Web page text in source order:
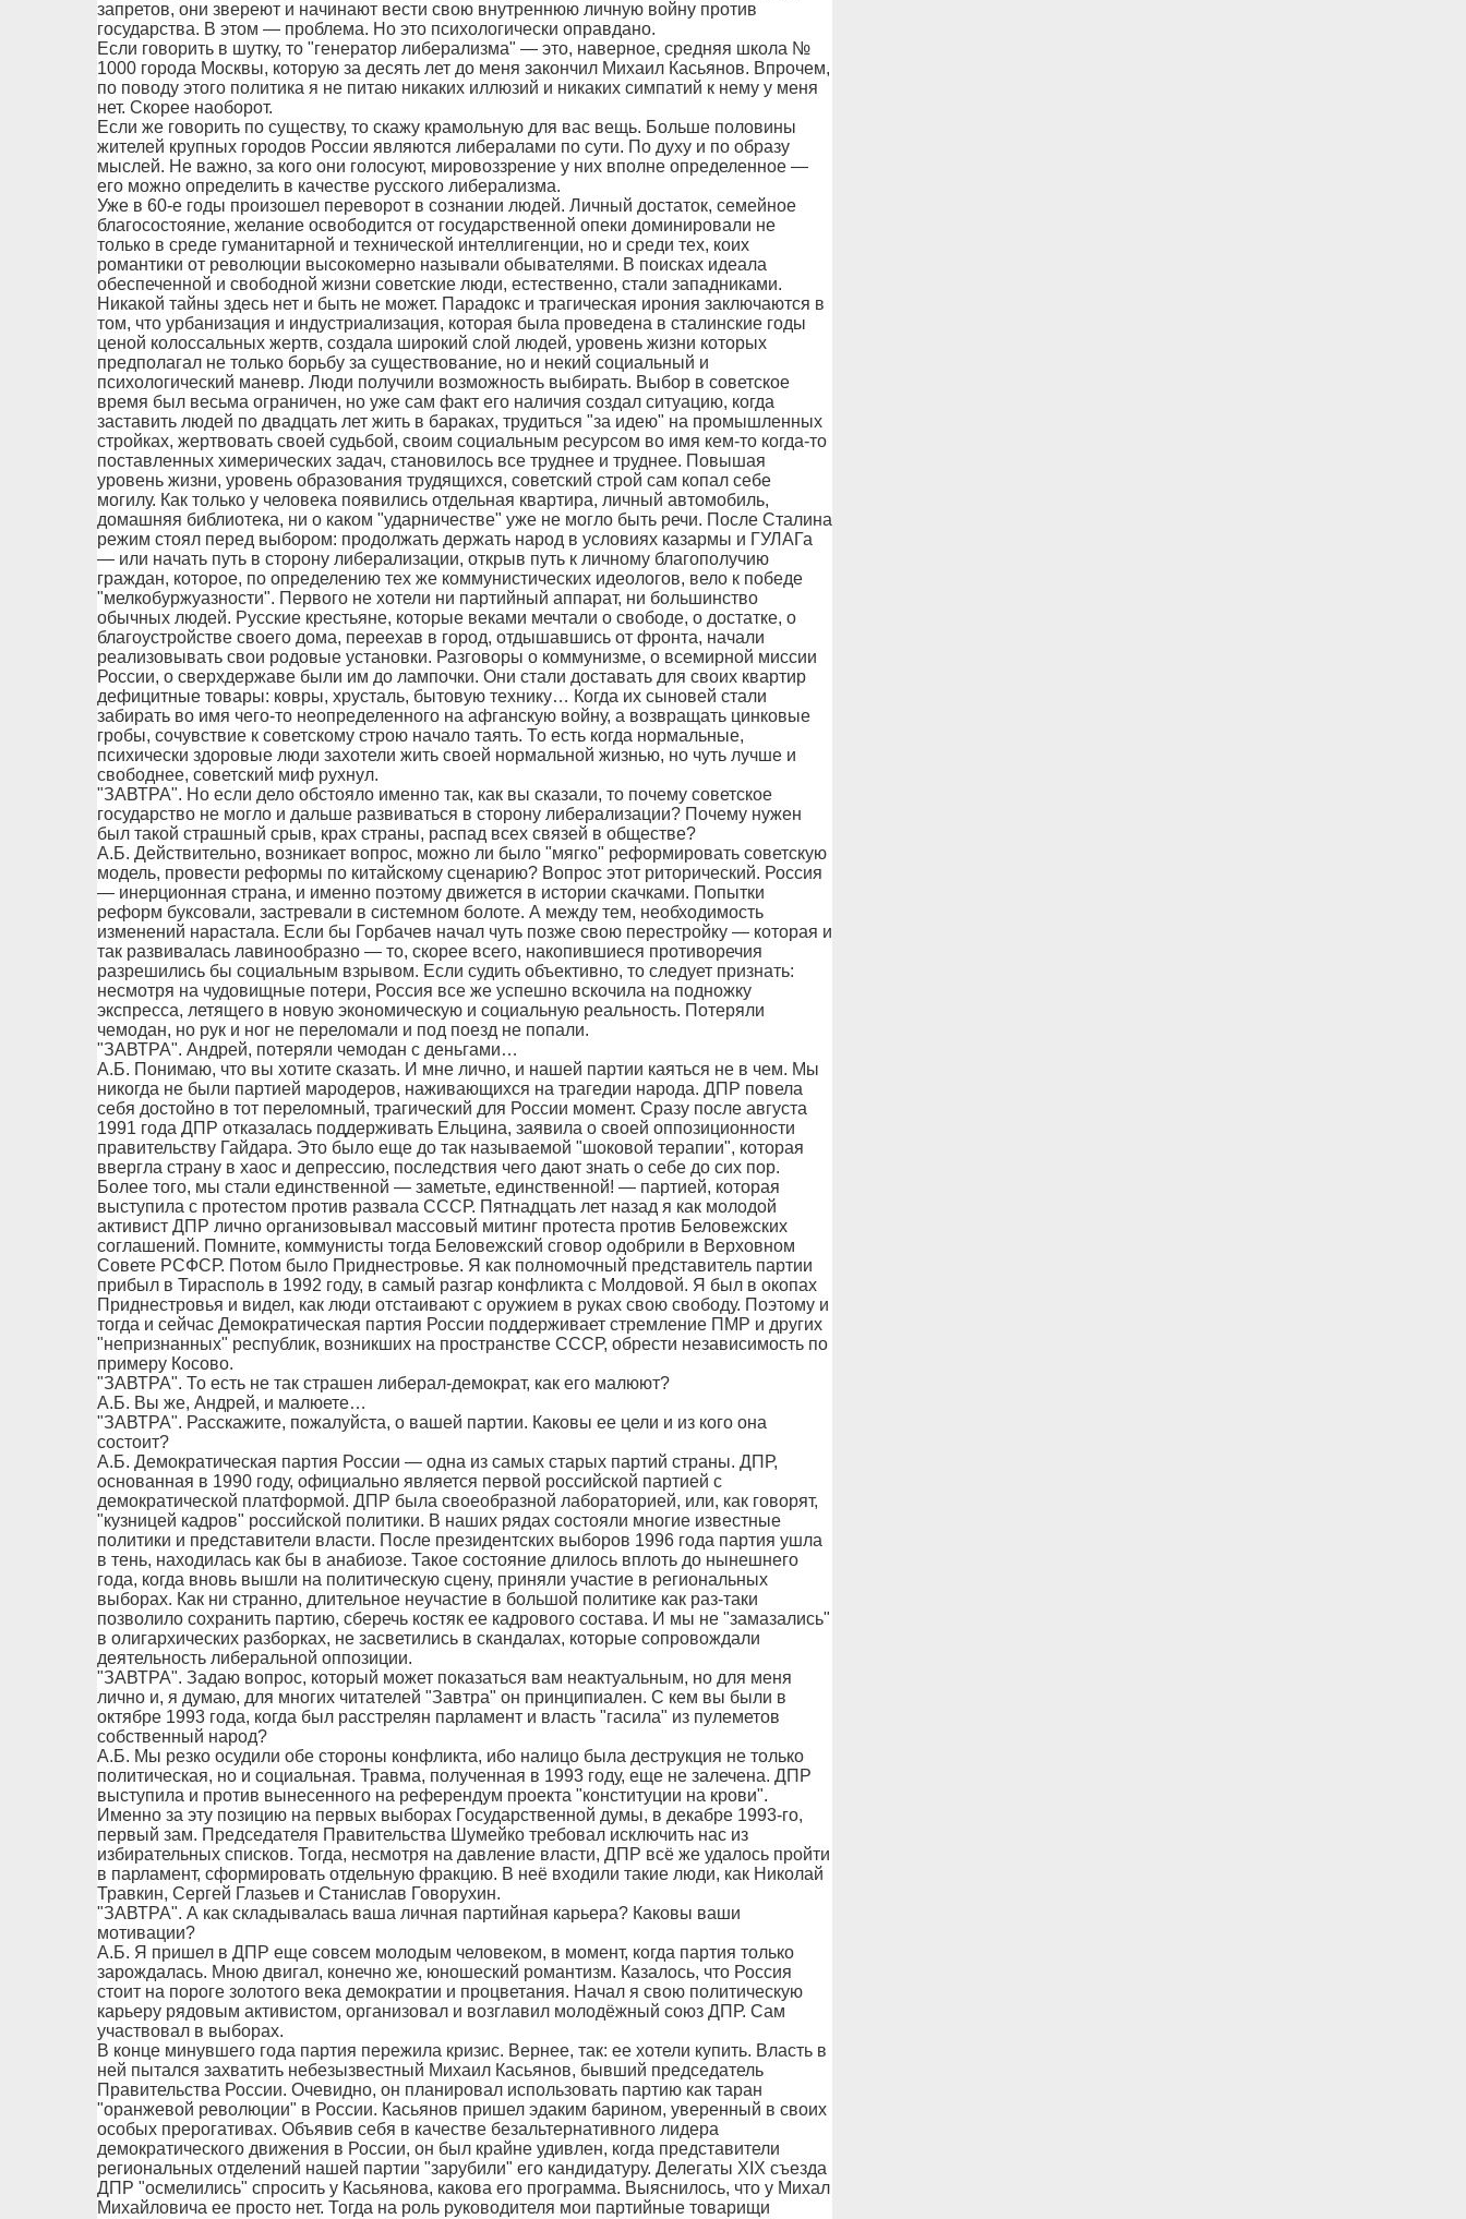
запретов, они звереют и начинают вести свою внутреннюю личную войну против
государства. В этом — проблема. Но это психологически оправдано.
Если говорить в шутку, то "генератор либерализма" — это, наверное, средняя школа №
1000 города Москвы, которую за десять лет до меня закончил Михаил Касьянов. Впрочем,
по поводу этого политика я не питаю никаких иллюзий и никаких симпатий к нему у меня
нет. Скорее наоборот.
Если же говорить по существу, то скажу крамольную для вас вещь. Больше половины
жителей крупных городов России являются либералами по сути. По духу и по образу
мыслей. Не важно, за кого они голосуют, мировоззрение у них вполне определенное —
его можно определить в качестве русского либерализма.
Уже в 60-е годы произошел переворот в сознании людей. Личный достаток, семейное
благосостояние, желание освободится от государственной опеки доминировали не
только в среде гуманитарной и технической интеллигенции, но и среди тех, коих
романтики от революции высокомерно называли обывателями. В поисках идеала
обеспеченной и свободной жизни советские люди, естественно, стали западниками.
Никакой тайны здесь нет и быть не может. Парадокс и трагическая ирония заключаются в
том, что урбанизация и индустриализация, которая была проведена в сталинские годы
ценой колоссальных жертв, создала широкий слой людей, уровень жизни которых
предполагал не только борьбу за существование, но и некий социальный и
психологический маневр. Люди получили возможность выбирать. Выбор в советское
время был весьма ограничен, но уже сам факт его наличия создал ситуацию, когда
заставить людей по двадцать лет жить в бараках, трудиться "за идею" на промышленных
стройках, жертвовать своей судьбой, своим социальным ресурсом во имя кем-то когда-то
поставленных химерических задач, становилось все труднее и труднее. Повышая
уровень жизни, уровень образования трудящихся, советский строй сам копал себе
могилу. Как только у человека появились отдельная квартира, личный автомобиль,
домашняя библиотека, ни о каком "ударничестве" уже не могло быть речи. После Сталина
режим стоял перед выбором: продолжать держать народ в условиях казармы и ГУЛАГа
— или начать путь в сторону либерализации, открыв путь к личному благополучию
граждан, которое, по определению тех же коммунистических идеологов, вело к победе
"мелкобуржуазности". Первого не хотели ни партийный аппарат, ни большинство
обычных людей. Русские крестьяне, которые веками мечтали о свободе, о достатке, о
благоустройстве своего дома, переехав в город, отдышавшись от фронта, начали
реализовывать свои родовые установки. Разговоры о коммунизме, о всемирной миссии
России, о сверхдержаве были им до лампочки. Они стали доставать для своих квартир
дефицитные товары: ковры, хрусталь, бытовую технику… Когда их сыновей стали
забирать во имя чего-то неопределенного на афганскую войну, а возвращать цинковые
гробы, сочувствие к советскому строю начало таять. То есть когда нормальные,
психически здоровые люди захотели жить своей нормальной жизнью, но чуть лучше и
свободнее, советский миф рухнул.
"ЗАВТРА". Но если дело обстояло именно так, как вы сказали, то почему советское
государство не могло и дальше развиваться в сторону либерализации? Почему нужен
был такой страшный срыв, крах страны, распад всех связей в обществе?
А.Б. Действительно, возникает вопрос, можно ли было "мягко" реформировать советскую
модель, провести реформы по китайскому сценарию? Вопрос этот риторический. Россия
— инерционная страна, и именно поэтому движется в истории скачками. Попытки
реформ буксовали, застревали в системном болоте. А между тем, необходимость
изменений нарастала. Если бы Горбачев начал чуть позже свою перестройку — которая и
так развивалась лавинообразно — то, скорее всего, накопившиеся противоречия
разрешились бы социальным взрывом. Если судить объективно, то следует признать:
несмотря на чудовищные потери, Россия все же успешно вскочила на подножку
экспресса, летящего в новую экономическую и социальную реальность. Потеряли
чемодан, но рук и ног не переломали и под поезд не попали.
"ЗАВТРА". Андрей, потеряли чемодан с деньгами…
А.Б. Понимаю, что вы хотите сказать. И мне лично, и нашей партии каяться не в чем. Мы
никогда не были партией мародеров, наживающихся на трагедии народа. ДПР повела
себя достойно в тот переломный, трагический для России момент. Сразу после августа
1991 года ДПР отказалась поддерживать Ельцина, заявила о своей оппозиционности
правительству Гайдара. Это было еще до так называемой "шоковой терапии", которая
ввергла страну в хаос и депрессию, последствия чего дают знать о себе до сих пор.
Более того, мы стали единственной — заметьте, единственной! — партией, которая
выступила с протестом против развала СССР. Пятнадцать лет назад я как молодой
активист ДПР лично организовывал массовый митинг протеста против Беловежских
соглашений. Помните, коммунисты тогда Беловежский сговор одобрили в Верховном
Совете РСФСР. Потом было Приднестровье. Я как полномочный представитель партии
прибыл в Тирасполь в 1992 году, в самый разгар конфликта с Молдовой. Я был в окопах
Приднестровья и видел, как люди отстаивают с оружием в руках свою свободу. Поэтому и
тогда и сейчас Демократическая партия России поддерживает стремление ПМР и других
"непризнанных" республик, возникших на пространстве СССР, обрести независимость по
примеру Косово.
"ЗАВТРА". То есть не так страшен либерал-демократ, как его малюют?
А.Б. Вы же, Андрей, и малюете…
"ЗАВТРА". Расскажите, пожалуйста, о вашей партии. Каковы ее цели и из кого она
состоит?
А.Б. Демократическая партия России — одна из самых старых партий страны. ДПР,
основанная в 1990 году, официально является первой российской партией с
демократической платформой. ДПР была своеобразной лабораторией, или, как говорят,
"кузницей кадров" российской политики. В наших рядах состояли многие известные
политики и представители власти. После президентских выборов 1996 года партия ушла
в тень, находилась как бы в анабиозе. Такое состояние длилось вплоть до нынешнего
года, когда вновь вышли на политическую сцену, приняли участие в региональных
выборах. Как ни странно, длительное неучастие в большой политике как раз-таки
позволило сохранить партию, сберечь костяк ее кадрового состава. И мы не "замазались"
в олигархических разборках, не засветились в скандалах, которые сопровождали
деятельность либеральной оппозиции.
"ЗАВТРА". Задаю вопрос, который может показаться вам неактуальным, но для меня
лично и, я думаю, для многих читателей "Завтра" он принципиален. С кем вы были в
октябре 1993 года, когда был расстрелян парламент и власть "гасила" из пулеметов
собственный народ?
А.Б. Мы резко осудили обе стороны конфликта, ибо налицо была деструкция не только
политическая, но и социальная. Травма, полученная в 1993 году, еще не залечена. ДПР
выступила и против вынесенного на референдум проекта "конституции на крови".
Именно за эту позицию на первых выборах Государственной думы, в декабре 1993-го,
первый зам. Председателя Правительства Шумейко требовал исключить нас из
избирательных списков. Тогда, несмотря на давление власти, ДПР всё же удалось пройти
в парламент, сформировать отдельную фракцию. В неё входили такие люди, как Николай
Травкин, Сергей Глазьев и Станислав Говорухин.
"ЗАВТРА". А как складывалась ваша личная партийная карьера? Каковы ваши
мотивации?
А.Б. Я пришел в ДПР еще совсем молодым человеком, в момент, когда партия только
зарождалась. Мною двигал, конечно же, юношеский романтизм. Казалось, что Россия
стоит на пороге золотого века демократии и процветания. Начал я свою политическую
карьеру рядовым активистом, организовал и возглавил молодёжный союз ДПР. Сам
участвовал в выборах.
В конце минувшего года партия пережила кризис. Вернее, так: ее хотели купить. Власть в
ней пытался захватить небезызвестный Михаил Касьянов, бывший председатель
Правительства России. Очевидно, он планировал использовать партию как таран
"оранжевой революции" в России. Касьянов пришел эдаким барином, уверенный в своих
особых прерогативах. Объявив себя в качестве безальтернативного лидера
демократического движения в России, он был крайне удивлен, когда представители
региональных отделений нашей партии "зарубили" его кандидатуру. Делегаты XIX съезда
ДПР "осмелились" спросить у Касьянова, какова его программа. Выяснилось, что у Михал
Михайловича ее просто нет. Тогда на роль руководителя мои партийные товарищи